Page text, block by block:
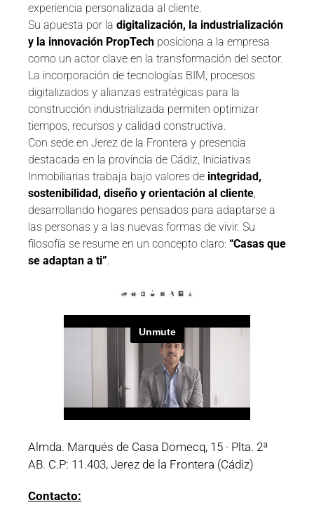
experiencia personalizada al cliente.
Su apuesta por la digitalización, la industrialización
y la innovación PropTech posiciona a la empresa
como un actor clave en la transformación del sector.
La incorporación de tecnologías BIM, procesos
digitalizados y alianzas estratégicas para la
construcción industrializada permiten optimizar
tiempos, recursos y calidad constructiva.
Con sede en Jerez de la Frontera y presencia
destacada en la provincia de Cádiz, Iniciativas
Inmobiliarias trabaja bajo valores de integridad,
sostenibilidad, diseño y orientación al cliente,
desarrollando hogares pensados para adaptarse a
las personas y a las nuevas formas de vivir. Su
filosofía se resume en un concepto claro: “Casas que
se adaptan a ti”.
Almda. Marqués de Casa Domecq, 15 · Plta. 2ª
AB. C.P: 11.403, Jerez de la Frontera (Cádiz)
Contacto: